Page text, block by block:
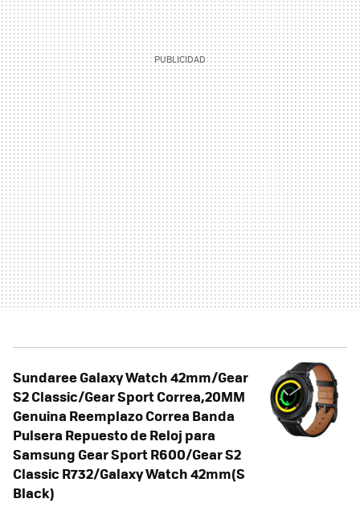
Sundaree Galaxy Watch 42mm/Gear
S2 Classic/Gear Sport Correa,20MM
Genuina Reemplazo Correa Banda
Pulsera Repuesto de Reloj para
Samsung Gear Sport R600/Gear S2
Classic R732/Galaxy Watch 42mm(S
Black)